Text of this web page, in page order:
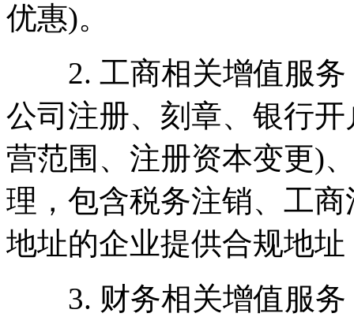
优惠)。
2. 工商相关增值服务
公司注册、刻章、银行
营范围、注册资本变更)
理，包含税务注销、工
地址的企业提供合规地
3. 财务相关增值服务